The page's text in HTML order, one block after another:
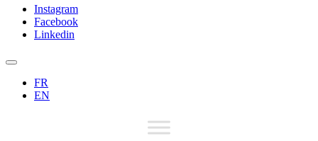
Instagram
Facebook
Linkedin
FR
EN